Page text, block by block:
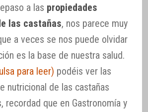
a las propiedades
las castañas, nos parece muy
a veces se nos puede olvidar
es la base de nuestra salud.
para leer) podéis ver las
nutricional de las castañas
recordad que en Gastronomía y